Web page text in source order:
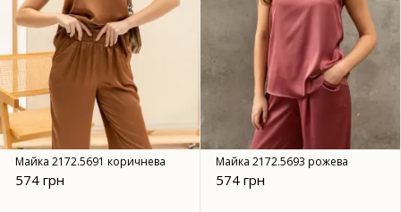
Майка 2172.5691 коричнева
574 грн
Майка 2172.5693 рожева
574 грн